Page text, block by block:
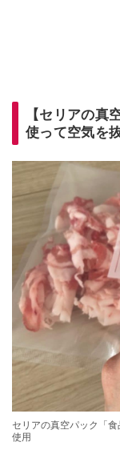
【セリアの真
使って空気を
セリアの真空パック「
使用